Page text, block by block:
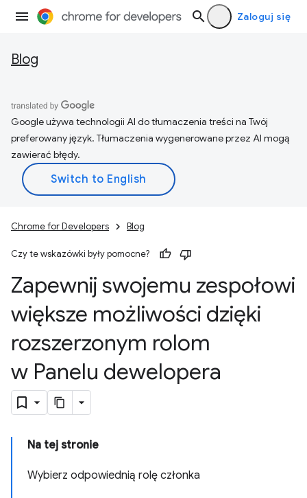
Zaloguj się
Blog
Google używa technologii AI do tłumaczenia treści na Twój
preferowany język. Tłumaczenia wygenerowane przez AI mogą
zawierać błędy.
Chrome for Developers Blog
Czy te wskazówki były pomocne?
Zapewnij swojemu zespołowi
większe możliwości dzięki
rozszerzonym rolom
w Panelu dewelopera
Na tej stronie
Wybierz odpowiednią rolę członka